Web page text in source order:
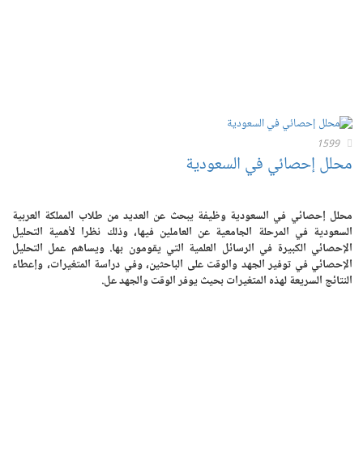
1599
محلل إحصائي في السعودية
محلل إحصائي في السعودية وظيفة يبحث عن العديد من طلاب المملكة العربية
السعودية في المرحلة الجامعية عن العاملين فيها، وذلك نظرا لأهمية التحليل
الإحصائي الكبيرة في الرسائل العلمية التي يقومون بها. ويساهم عمل التحليل
الإحصائي في توفير الجهد والوقت على الباحثين، وفي دراسة المتغيرات، وإعطاء
النتائج السريعة لهذه المتغيرات بحيث يوفر الوقت والجهد عل.